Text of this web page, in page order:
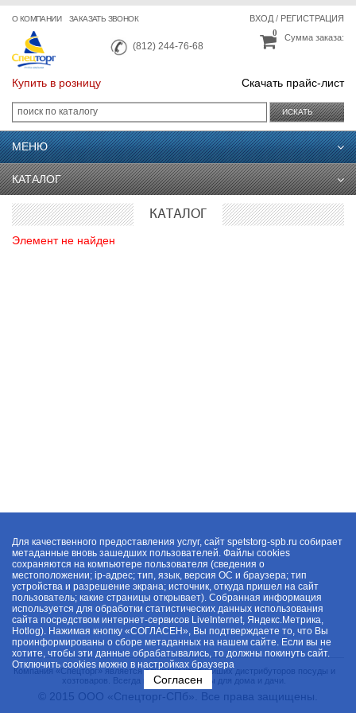
О КОМПАНИИ ЗАКАЗАТЬ ЗВОНОК
(812) 244-76-68
ВХОД/ РЕГИСТРАЦИЯ
Сумма заказа:
0
Купить в розницу Скачать прайс-лист
ИСКАТЬ
МЕНЮ
КАТАЛОГ
КАТАЛОГ
Элемент не найден
Компания «Спецторг» является одним из крупнейших дистрибуторов посуды и
хозтоваров. Всегда в наличии товары для дома и дачи.
© 2015 ООО «Спецторг-СПб». Все права защищены.
Для качественного предоставления услуг, сайт spetstorg-spb.ru собирает
метаданные вновь зашедших пользователей. Файлы cookies
сохраняются на компьютере пользователя (сведения о
местоположении; ip-адрес; тип, язык, версия ОС и браузера; тип
устройства и разрешение экрана; источник, откуда пришел на сайт
пользователь; какие страницы открывает). Собранная информация
используется для обработки статистических данных использования
сайта посредством интернет-сервисов LiveInternet, Яндекс.Метрика,
Hotlog). Нажимая кнопку «СОГЛАСЕН», Вы подтверждаете то, что Вы
проинформированы о сборе метаданных на нашем сайте. Если вы не
хотите, чтобы эти данные обрабатывались, то должны покинуть сайт.
Отключить cookies можно в настройках браузера
Согласен